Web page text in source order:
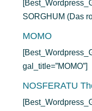
SORGHUM (Das
MOMO
gal_title=”MOMO”]
NOSFERATU